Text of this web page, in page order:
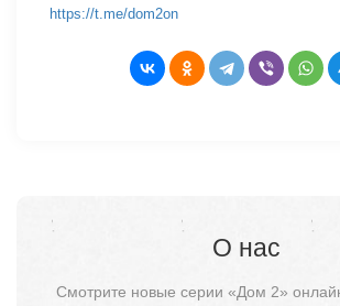
https://t.me/dom2on
О нас
Смотрите новые серии «Дом 2»